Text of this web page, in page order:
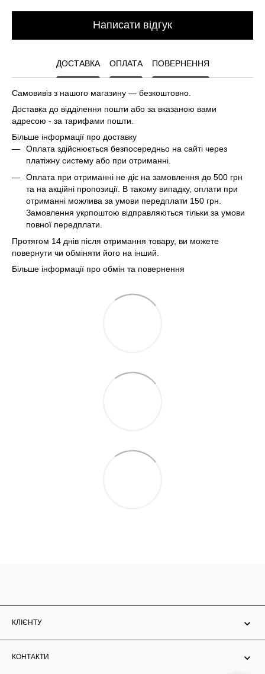
Написати відгук
ДОСТАВКА ОПЛАТА ПОВЕРНЕННЯ
Самовивіз з нашого магазину — безкоштовно.
Доставка до відділення пошти або за вказаною вами
адресою - за тарифами пошти.
Більше інформації про доставку
Оплата здійснюється безпосередньо на сайті через
платіжну систему або при отриманні.
Оплата при отриманні не діє на замовлення до 500 грн
та на акційні пропозиції. В такому випадку, оплати при
отриманні можлива за умови передплати 150 грн.
Замовлення укрпоштою відправляються тільки за умови
повної передплати.
Протягом 14 днів після отримання товару, ви можете
повернути чи обміняти його на інший.
Більше інформації про обмін та повернення
КЛІЄНТУ
КОНТАКТИ